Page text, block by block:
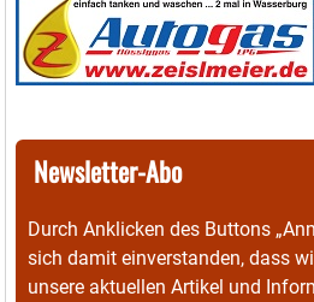
Newsletter-Abo
Durch Anklicken des Buttons
sich damit einverstanden, dass
unsere aktuellen Artikel und